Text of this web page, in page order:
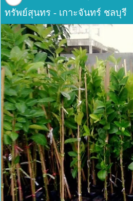
ทรัพย์สุนทร - เกาะจันทร์ ชลบุรี